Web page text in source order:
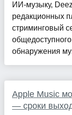
ИИ-музыку,
редакционных
стриминговый
обнаружения
Apple Music
— сроки